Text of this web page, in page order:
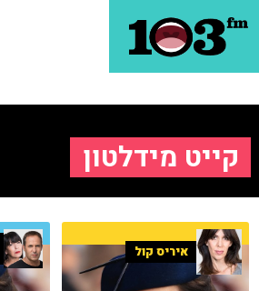
קייט מידלטון
איריס קול